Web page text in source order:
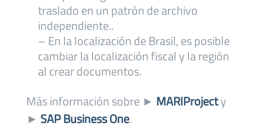
traslado en un patrón de archivo
independiente..
– En la localización de Brasil, es posible
cambiar la localización fiscal y la región
al crear documentos.
Más información sobre ► MARIProjecty
► SAP Business One.